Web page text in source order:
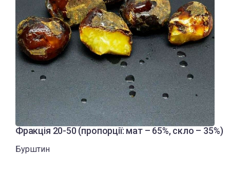
Фракція 20-50 (пропорції: мат – 65%, скло – 35%)
Бурштин